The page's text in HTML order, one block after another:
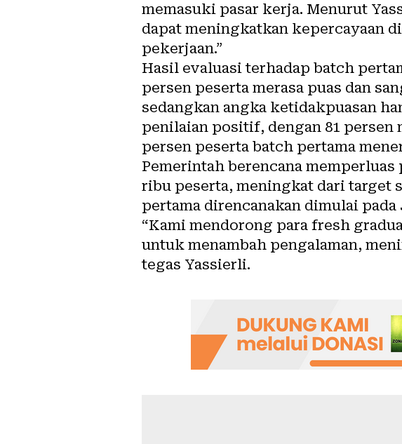
memasuki pasar kerja. Menurut
dapat meningkatkan kepercayaan
pekerjaan.”
Hasil evaluasi terhadap batch
persen peserta merasa puas dan
sedangkan angka ketidakpuasan
penilaian positif, dengan 81 persen
persen peserta batch pertama
Pemerintah berencana
ribu peserta, meningkat dari target
pertama direncanakan dimulai
“Kami mendorong para fresh
untuk menambah pengalaman,
tegas Yassierli.